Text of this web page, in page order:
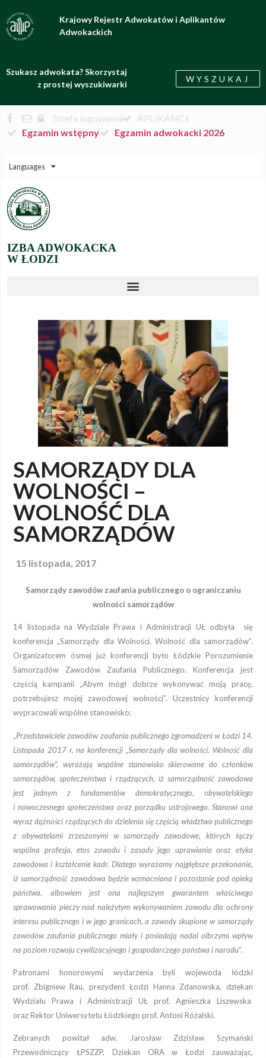
Krajowy Rejestr Adwokatów i Aplikantów
Adwokackich
Szukasz adwokata? Skorzystaj
z prostej wyszukiwarki
WYSZUKAJ
Strefa logowania
APLIKANCI
Egzamin wstępny
Egzamin adwokacki 2026
Languages
IZBA ADWOKACKA
W ŁODZI
SAMORZĄDY DLA
WOLNOŚCI –
WOLNOŚĆ DLA
SAMORZĄDÓW
15 listopada, 2017
Samorządy zawodów zaufania publicznego o ograniczaniu
wolności samorządów
14 listopada na Wydziale Prawa i Administracji UŁ odbyła się
konferencja „Samorządy dla Wolności. Wolność dla samorządów”.
Organizatorem ósmej już konferencji było Łódzkie Porozumienie
Samorządów Zawodów Zaufania Publicznego. Konferencja jest
częścią kampanii „Abym mógł dobrze wykonywać moją pracę,
potrzebujesz mojej zawodowej wolności”. Uczestnicy konferencji
wypracowali wspólne stanowisko:
„Przedstawiciele zawodów zaufania publicznego zgromadzeni w Łodzi 14.
Listopada 2017 r. na konferencji „Samorządy dla wolności. Wolność dla
samorządów”, wyrażają wspólne stanowisko skierowane do członków
samorządów, społeczeństwa i rządzących, iż samorządność zawodowa
jest jednym z fundamentów demokratycznego, obywatelskiego
i nowoczesnego społeczeństwa oraz porządku ustrojowego. Stanowi ona
wyraz dążności rządzących do dzielenia się częścią władztwa publicznego
z obywatelami zrzeszonymi w samorządy zawodowe, których łączy
wspólna profesja, etos zawodu i zasady jego uprawiania oraz etyka
zawodowa i kształcenie kadr. Dlatego wyrażamy najgłębsze przekonanie,
iż samorządność zawodowa będzie wzmacniana i pozostanie pod opieką
państwa, albowiem jest ona najlepszym gwarantem właściwego
sprawowania pieczy nad należytym wykonywaniem zawodu dla ochrony
interesu publicznego i w jego granicach, a zawody skupione w samorządy
zawodów zaufania publicznego miały i posiadają nadal olbrzymi wpływ
na poziom rozwoju cywilizacyjnego i gospodarczego państwa i narodu”.
Patronami honorowymi wydarzenia byli wojewoda łódzki
prof. Zbigniew Rau, prezydent Łodzi Hanna Zdanowska, dziekan
Wydziału Prawa i Administracji UŁ prof. Agnieszka Liszewska
oraz Rektor Uniwersytetu Łódzkiego prof. Antoni Różalski.
Zebranych powitał adw. Jarosław Zdzisław Szymański
Przewodniczący ŁPSZZP, Dziekan ORA w Łodzi zauważając,